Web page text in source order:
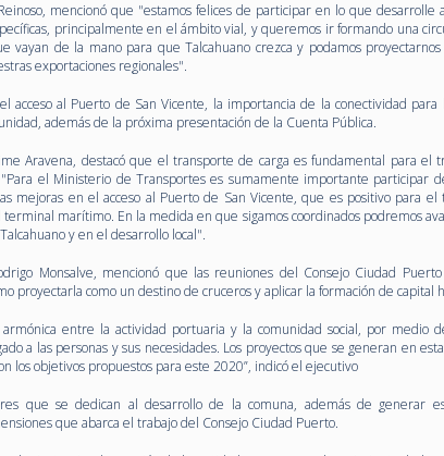
mencionó que "estamos felices de participar en lo que desarrolle
principalmente en el ámbito vial, y queremos ir formando una
de la mano para que Talcahuano crezca y podamos proyectarnos
exportaciones regionales".
acceso al Puerto de San Vicente, la importancia de la conectividad para
además de la próxima presentación de la Cuenta Pública.
Aravena, destacó que el transporte de carga es fundamental para el
el Ministerio de Transportes es sumamente importante participar
mejoras en el acceso al Puerto de San Vicente, que es positivo para el
marítimo. En la medida en que sigamos coordinados podremos
y en el desarrollo local".
Monsalve, mencionó que las reuniones del Consejo Ciudad
proyectarla como un destino de cruceros y aplicar la formación de capital
entre la actividad portuaria y la comunidad social, por medio
a las personas y sus necesidades. Los proyectos que se generan en
los objetivos propuestos para este 2020”, indicó el ejecutivo
que se dedican al desarrollo de la comuna, además de generar
que abarca el trabajo del Consejo Ciudad Puerto.